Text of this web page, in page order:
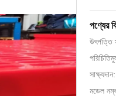
পণ্যের
উৎপত্তি
মডেল